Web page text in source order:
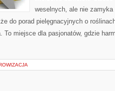
weselnych, ale nie zamyka
do porad pielęgnacyjnych o
To miejsce dla pasjonatów, gdzie